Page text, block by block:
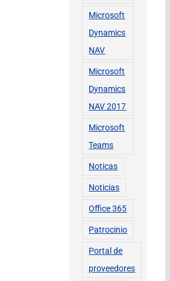
Microsoft
Dynamics
NAV
Microsoft
Dynamics
NAV 2017
Microsoft
Teams
Noticas
Noticias
Office 365
Patrocinio
Portal de
proveedores